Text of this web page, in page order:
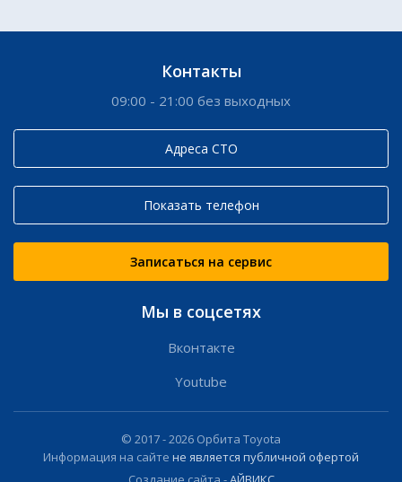
Контакты
09:00 - 21:00 без выходных
Адреса СТО
Показать телефон
Записаться на сервис
Мы в соцсетях
Вконтакте
Youtube
© 2017 -2026 Орбита Toyota
Информация на сайте не является публичной офертой